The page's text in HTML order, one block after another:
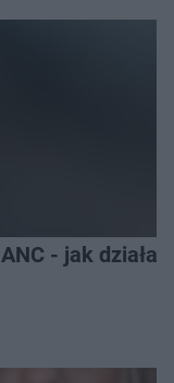
- jak